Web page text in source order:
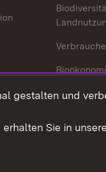
gestalten und
Sie in